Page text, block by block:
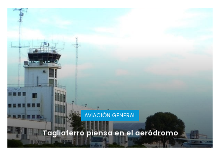
AVIACIÓN GENERAL
Tagliaferro piensa en el aeródromo